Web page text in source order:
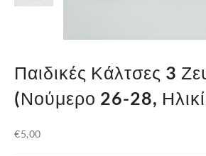
Παιδικές Κάλτσες 3
(Νούμερο 26-28,
€5,00